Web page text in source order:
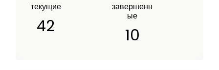
текущие
42
завершенн
ые
10